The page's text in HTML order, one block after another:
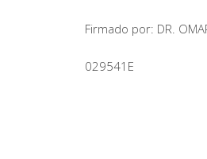
Firmado por: DR.
029541E